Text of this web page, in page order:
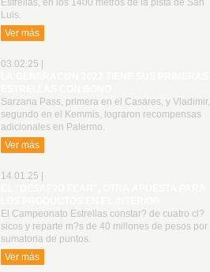
Estrellas, en los 1400 metros de la pista de San
Luis.
Ver más
03.02.25 |
Sarzana Pass, primera en el Casares, y Vladimir,
segundo en el Kemmis, lograron recompensas
adicionales en Palermo.
Ver más
14.01.25 |
El Campeonato Estrellas constar? de cuatro cl?
sicos y reparte m?s de 40 millones de pesos por
sumatoria de puntos.
Ver más